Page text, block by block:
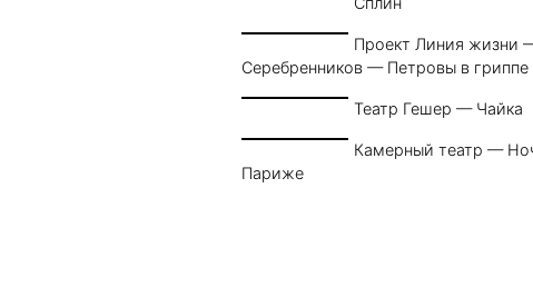
Проект Линия жизни
Серебренников — Петровы в гриппе
Театр Гешер — Чайка
Камерный театр —
Париже